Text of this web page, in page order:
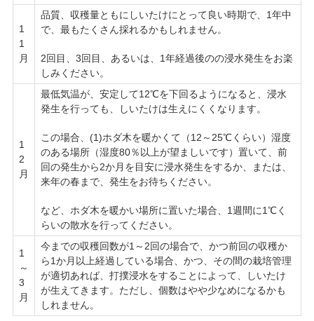
1
1
月
品質、収穫量ともにしいたけにとって良い時期で、1年中
で、最もたくさん採れるかもしれません。
2回目、3回目、あるいは、1年経過後のの浸水発生をお楽
しみください。
1
2
月
最低気温が、安定して12℃を下回るようになると、浸水
発生を行っても、しいたけは生えにくくなります。
この場合、(1)ホダ木を暖かくて（12～25℃くらい）湿度
のある場所（湿度80％以上が望ましいです）置いて、前
回の発生から2か月を目安に浸水発生をするか、または、
来年の春まで、発生をお待ちください。
など、ホダ木を暖かい場所に置いた場合、1週間に1℃く
らいの散水を行ってください。
1
～
3
月
今までの収穫回数が1～2回の場合で、かつ前回の収穫か
ら1か月以上経過している場合、かつ、その間の栽培管理
が適切あれば、打撲浸水をすることによって、しいたけ
が生えてきます。ただし、個数はやや少なめになるかも
しれません。